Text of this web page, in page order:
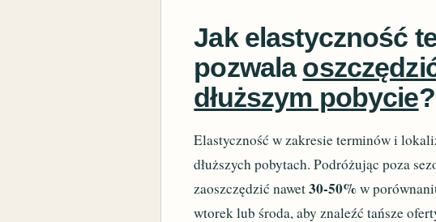
Jak elastyczność
pozwala
dłuższym pobycie?
Elastyczność w zakresie terminów i
dłuższych pobytach. Podróżując poza
zaoszczędzić nawet30-50%w
wtorek lub środa, aby znaleźć tańsze